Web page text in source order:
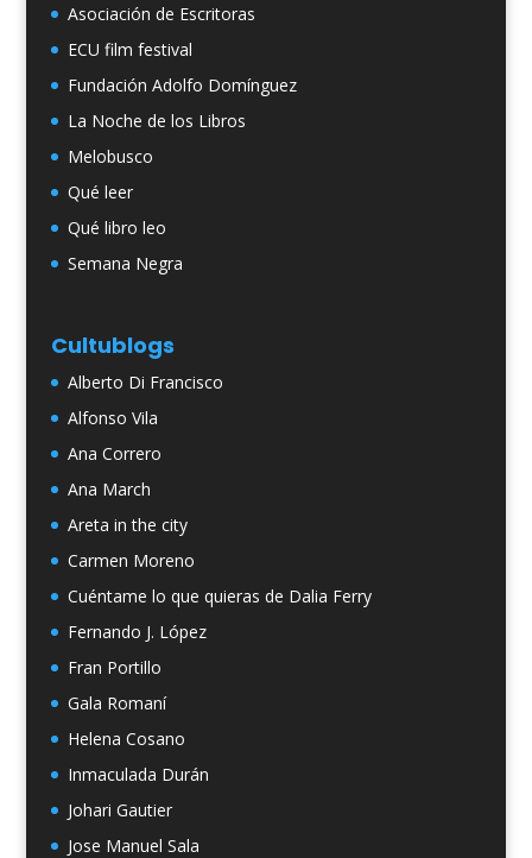
Asociación de Escritoras
ECU film festival
Fundación Adolfo Domínguez
La Noche de los Libros
Melobusco
Qué leer
Qué libro leo
Semana Negra
Cultublogs
Alberto Di Francisco
Alfonso Vila
Ana Correro
Ana March
Areta in the city
Carmen Moreno
Cuéntame lo que quieras de Dalia Ferry
Fernando J. López
Fran Portillo
Gala Romaní
Helena Cosano
Inmaculada Durán
Johari Gautier
Jose Manuel Sala